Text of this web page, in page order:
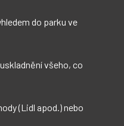
do parku ve
všeho, co
(Lidl apod.) nebo